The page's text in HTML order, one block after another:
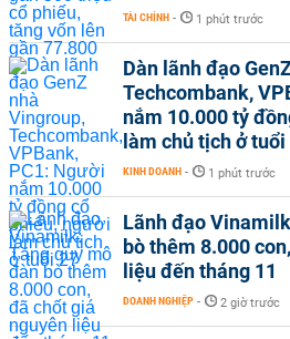
TÀI CHÍNH - 1 phút trước
Dàn lãnh đạo
Techcombank,
nắm 10.000 tỷ
làm chủ tịch ở tuổi
KINH DOANH - 1 phút trước
Lãnh đạo
bò thêm 8.000
liệu đến tháng 11
DOANH NGHIỆP - 2 giờ trước